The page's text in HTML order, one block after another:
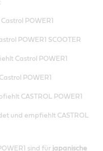
POWER1
POWER1 SCOOTER
Castrol POWER1
POWER1
CASTROL POWER1
und empfiehlt CASTROL
sind für japanische